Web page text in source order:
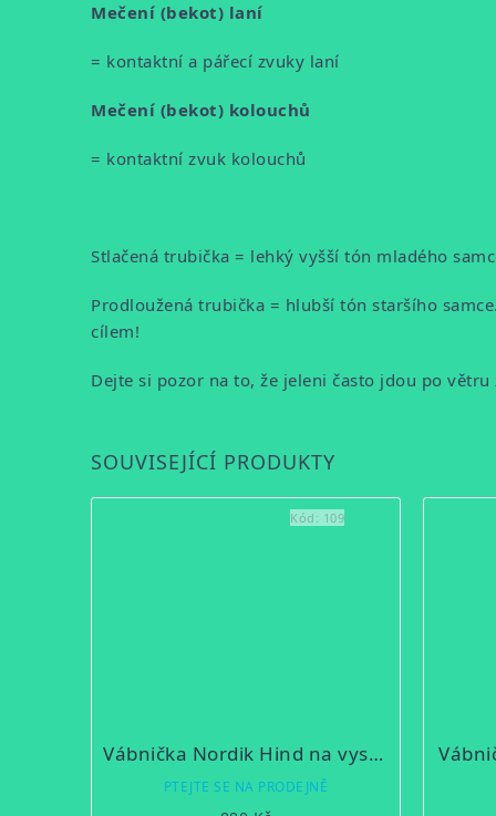
Mečení (bekot) laní
= kontaktní a pářecí zvuky laní
Mečení (bekot) kolouchů
= kontaktní zvuk kolouchů
Stlačená trubička = lehký vyšší tón mladého
Prodloužená trubička = hlubší tón staršího
cílem!
Dejte si pozor na to, že jeleni často jdou po
SOUVISEJÍCÍ PRODUKTY
Vábnička Nordik Hind na vysokou zvěř
PTEJTE SE NA PRODEJNĚ
Kód: 109